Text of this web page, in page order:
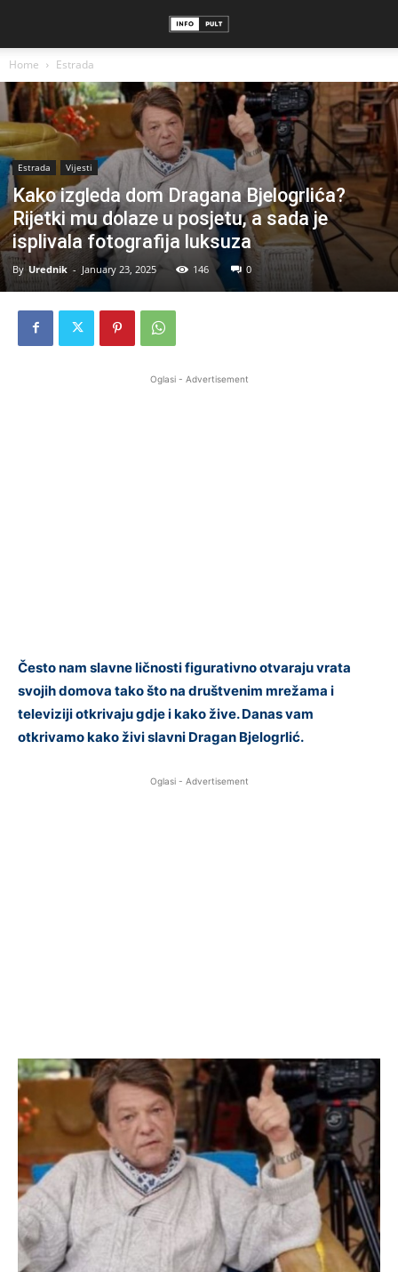
Home Estrada
Estrada Vijesti
Kako izgleda dom Dragana Bjelogrlića?
Rijetki mu dolaze u posjetu, a sada je
isplivala fotografija luksuza
By Urednik - January 23, 2025 146 0
Oglasi - Advertisement
Često nam slavne ličnosti figurativno otvaraju vrata
svojih domova tako što na društvenim mrežama i
televiziji otkrivaju gdje i kako žive. Danas vam
otkrivamo kako živi slavni Dragan Bjelogrlić.
Oglasi - Advertisement